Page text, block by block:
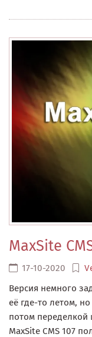
MaxSite
17-10-2020
Версия немного
её где-то летом,
потом переделкой
MaxSite CMS 107